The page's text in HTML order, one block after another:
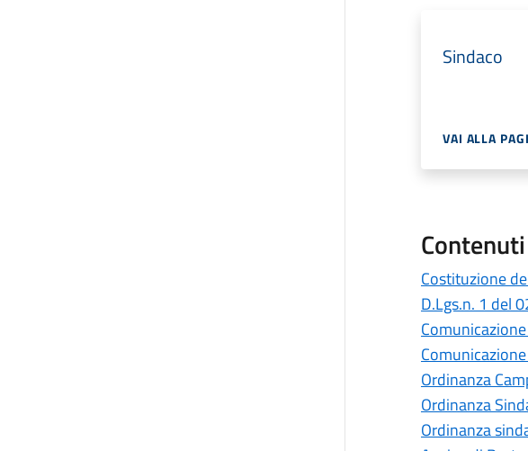
Sindaco
VAI ALLA
Costituzione
D.Lgs.n. 1 del
Ordinanza
Ordinanza
Ordinanza